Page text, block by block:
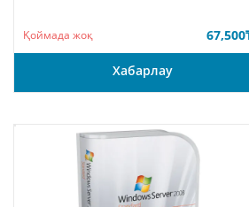
Қоймада жоқ 67,500
Хабарлау